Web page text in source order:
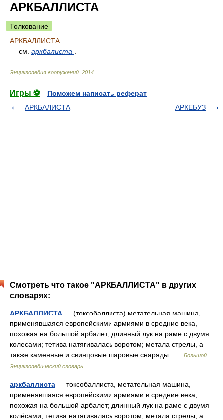
АРКБАЛЛИСТА
Толкование
АРКБАЛЛИСТА
— см. аркбалиста
Энциклопедия вооружений 2014
Игры ⚽
Поможем написать реферат
АРКБАЛИСТА
АРКЕБУЗ
Смотреть что такое "АРКБАЛЛИСТА" в других
словарях:
АРКБАЛЛИСТА — (токсобаллиста) метательная машина,
применявшаяся европейскими армиями в средние века,
похожая на большой арбалет; длинный лук на раме с двумя
колесами; тетива натягивалась воротом; метала стрелы, а
также каменные и свинцовые шаровые снаряды …
Большой
Энциклопедический словарь
аркбаллиста — токсобаллиста, метательная машина,
применявшаяся европейскими армиями в средние века,
похожая на большой арбалет; длинный лук на раме с двумя
колёсами; тетива натягивалась воротом; метала стрелы, а